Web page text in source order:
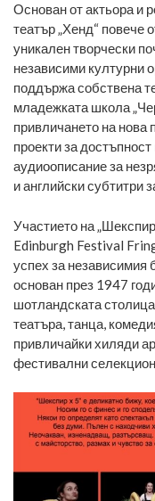
Основан от актьора и
театър „Хенд“ повече
уникален творчески
независими културни
поддържа собствена
младежката школа
привличането на нова
проекти за
аудиоописание за
и английски субтитри
Участието на
Edinburgh Festival
успех за независимия
основан през 1947
шотландската
театъра, танца,
привличайки хиляди
фестивални